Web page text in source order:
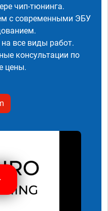
чип-тюнинга.
с современными ЭБУ
все виды работ.
консультации по
цены.